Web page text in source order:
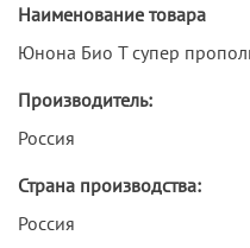
Наименование товара
Юнона Био Т супер
Производитель:
Россия
Страна производства:
Россия